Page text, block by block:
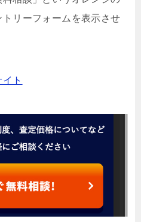
リーフォームを表示させ
ト